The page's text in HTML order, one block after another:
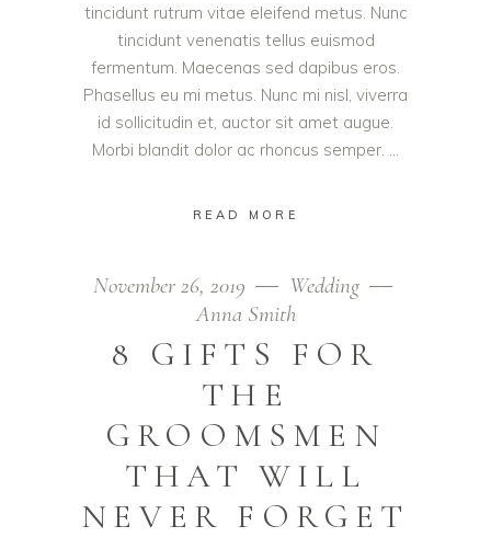
tincidunt rutrum vitae eleifend metus. Nunc
tincidunt venenatis tellus euismod
fermentum. Maecenas sed dapibus eros.
Phasellus eu mi metus. Nunc mi nisl, viverra
id sollicitudin et, auctor sit amet augue.
Morbi blandit dolor ac rhoncus semper.
READ MORE
November 26, 2019
Wedding
Anna Smith
8 GIFTS FOR
THE
GROOMSMEN
THAT WILL
NEVER FORGET